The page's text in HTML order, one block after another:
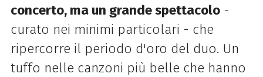
concerto, ma un grande spettacolo-
curato nei minimi particolari - che
ripercorre il periodo d'oro del duo. Un
tuffo nelle canzoni più belle che hanno